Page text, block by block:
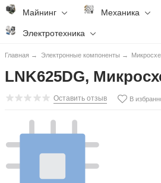
Майнинг Механика
Электротехника
Главная → Электронные компоненты →
LNK625DG,
Оставить отзыв В